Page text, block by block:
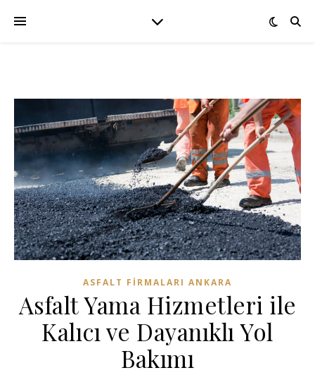
ASFALT FIRMALARI ANKARA
Asfalt Yama Hizmetleri ile
Kalıcı ve Dayanıklı Yol
Bakımı